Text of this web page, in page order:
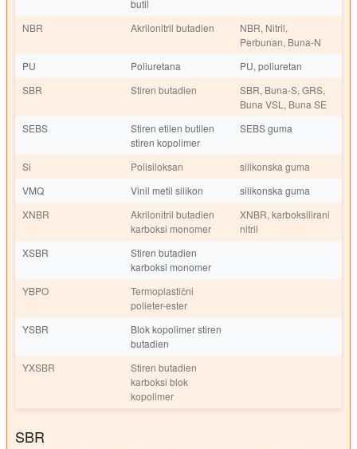
butil
NBR
Akrilonitril butadien
NBR, Nitril,
Perbunan, Buna-N
PU
Poliuretana
PU, poliuretan
SBR
Stiren butadien
SBR, Buna-S, GRS,
Buna VSL, Buna SE
SEBS
Stiren etilen butilen
stiren kopolimer
SEBS guma
Si Polisiloksan
silikonska guma
VMQ
Vinil metil silikon
silikonska guma
XNBR
Akrilonitril butadien
karboksi monomer
XNBR, karboksilirani
nitril
XSBR
Stiren butadien
karboksi monomer
YBPO
Termoplastični
polieter-ester
YSBR
Blok kopolimer stiren
butadien
YXSBR
Stiren butadien
karboksi blok
kopolimer
SBR